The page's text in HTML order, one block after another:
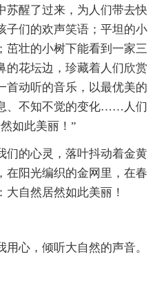
苏醒了过来，为人们带去快
子们的欢声笑语；平坦的小
茁壮的小树下能看到一家三
的花坛边，珍藏着人们欣赏
动听的音乐，以最优美的
、不知不觉的变化……人们
如此美丽！”
们的心灵，落叶抖动着金黄
在阳光编织的金网里，在春
自然居然如此美丽！
心，倾听大自然的声音。